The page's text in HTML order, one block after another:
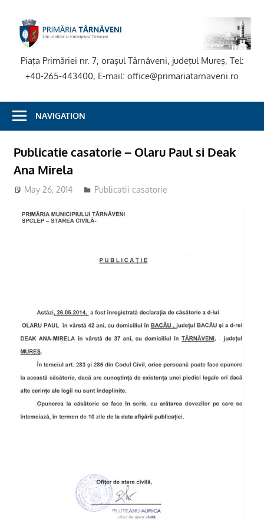
content
Piaţa Primăriei nr. 7, oraşul Târnăveni, judeţul Mureş, Tel:
+40-265-443400, E-mail: office@primariatarnaveni.ro
NAVIGATION
Publicatie casatorie – Olaru Paul si Deak
Ana Mirela
May 26, 2014 Publicatii casatorie